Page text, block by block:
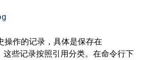
操作的记录，具体是保存在
这些记录按照引用分类。在命令行下